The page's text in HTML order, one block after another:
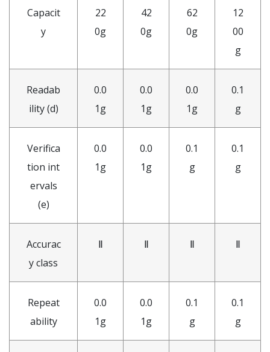
Capacit
y
22
0g
42
0g
62
0g
12
00
g
Readab
ility (d)
0.0
1g
0.0
1g
0.0
1g
0.1
g
Verifica
tion int
ervals
(e)
0.0
1g
0.0
1g
0.1
g
0.1
g
Accurac
y class
Ⅱ Ⅱ Ⅱ Ⅱ
Repeat
ability
0.0
1g
0.0
1g
0.1
g
0.1
g